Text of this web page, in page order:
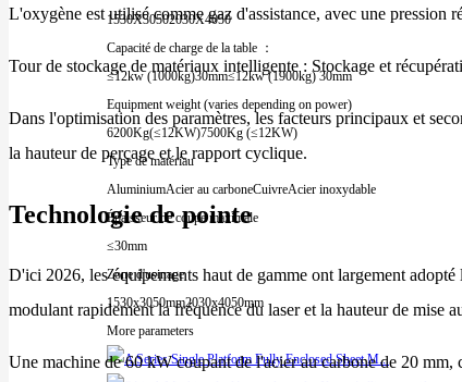
1530X30502030X4050
Capacité de charge de la table ：
≤12kw (1000kg)30mm≤12kw (1900kg) 30mm
Equipment weight (varies depending on power)
6200Kg(≤12KW)7500Kg (≤12KW)
Type de matériau
AluminiumAcier au carboneCuivreAcier inoxydable
Épaisseur de coupe maximale
≤30mm
Zone d'usinage
1530x3050mm2030x4050mm
More parameters
L'oxygène est utilisé comme gaz d'assistance, avec une pression
Tour de stockage de matériaux intelligente : Stockage et
Dans l'optimisation des paramètres, les facteurs principaux et
la hauteur de perçage et le rapport cyclique.
Technologie de pointe
D'ici 2026, les équipements haut de gamme ont largement
modulant rapidement la fréquence du laser et la hauteur de mise
Une machine de 60 kW coupant de l'acier au carbone de 20